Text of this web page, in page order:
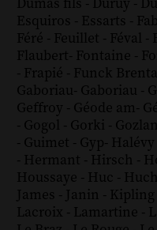
Dumas fils - Duruy -
Esquiros - Essarts -
Féré - Feuillet - Féval -
Flaubert- Fontaine -
- Frapié - Funck
Gaboriau- Gaboriau -
Geffroy - Géode am-
- Gogol - Gorki - Gozlan
- Guimet - Gyp- Halévy
- Hermant - Hirsch -
Houssaye - Huc -
James - Janin - Kipling
Lacroix - Lamartine -